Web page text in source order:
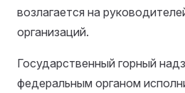
возлагается на
организаций.
Государственный горный
федеральным органом